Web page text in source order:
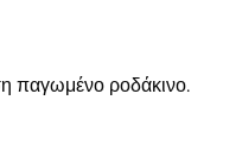
παγωμένο ροδάκινο.